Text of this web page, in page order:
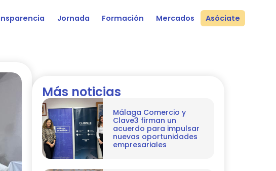
Jornada Formación Mercados Asóciate
Más noticias
Málaga Comercio y
Clave3 firman un
acuerdo para impulsar
nuevas oportunidades
empresariales